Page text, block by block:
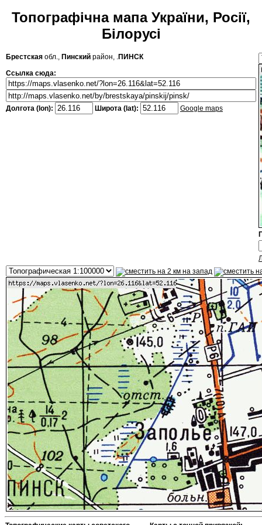
Топографічна мапа України, Росії,
Білорусі
Брестская обл., Пинский район, .ПИНСК
Ссылка сюда:
Долгота (lon): Широта (lat): Google maps